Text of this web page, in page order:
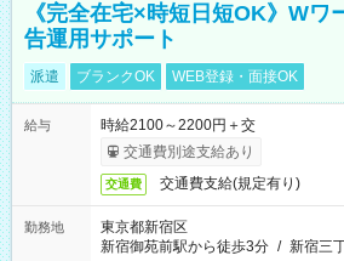
《完全在宅×時短日短OK》Wワ
告運用サポート
派遣 ブランクOK WEB登録・面接OK
給与
時給2100～2200円＋交
交通費別途支給あり
交通費 交通費支給(規定有り)
勤務地
東京都新宿区
新宿御苑前駅から徒歩3分 / 新宿三